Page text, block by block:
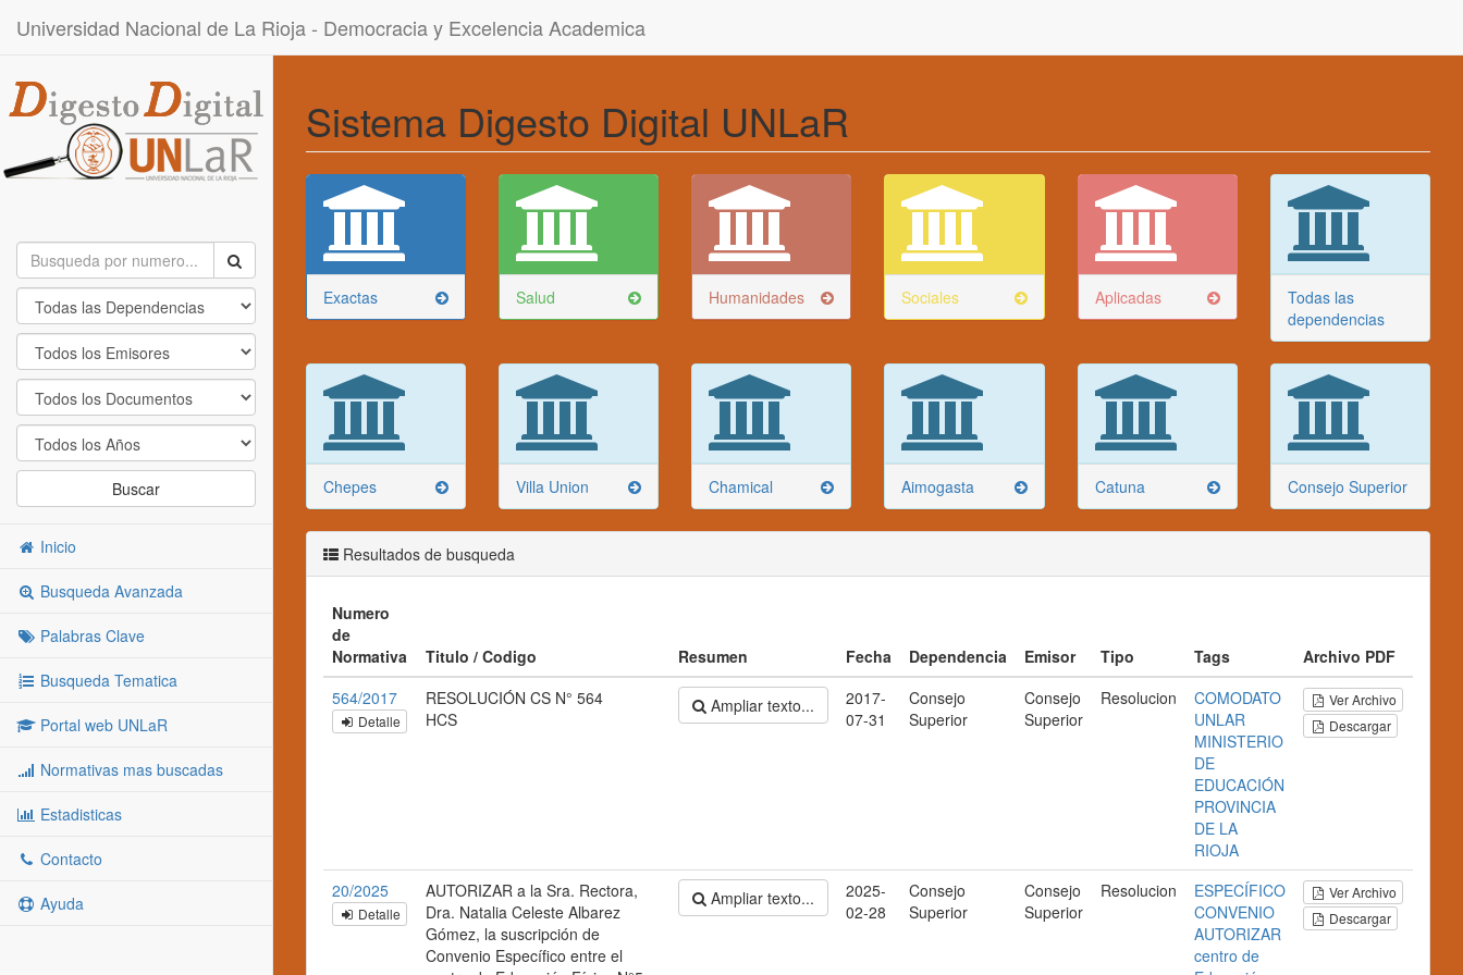
Universidad Nacional de La Rioja - Democracia y Excelencia Academica
Buscar
Inicio
Busqueda Avanzada
Palabras Clave
Busqueda Tematica
Portal web UNLaR
Normativas mas buscadas
Estadisticas
Contacto
Ayuda
Sistema Digesto Digital UNLaR
Exactas Salud Humanidades Sociales Aplicadas
Todas las
dependencias
Chepes Villa Union Chamical Aimogasta Catuna Consejo Superior
Resultados de busqueda
Numero
de
Normativa
Titulo / Codigo Resumen Fecha Dependencia Emisor Tipo Tags
Archivo PDF
564/2017
Detalle
RESOLUCIÓN CS N° 564
HCS
Ampliar texto...
2017-
07-31
Consejo
Superior
Consejo
Superior
Resolucion
COMODATO
UNLAR
MINISTERIO
DE
EDUCACIÓN
PROVINCIA
DE LA
RIOJA
Ver Archivo
Descargar
20/2025
Detalle
AUTORIZAR a la Sra. Rectora,
Dra. Natalia Celeste Albarez
Gómez, la suscripción de
Convenio Específico entre el
Ampliar texto...
2025-
02-28
Consejo
Superior
Consejo
Superior
Resolucion
ESPECÍFICO
CONVENIO
AUTORIZAR
centro de
Ver Archivo
Descargar